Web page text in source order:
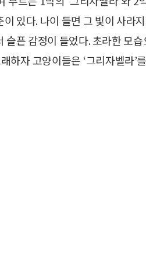
있다. 나이 들면 그 빛이 사라
픈 감정이 들었다. 초라한 모
하자 고양이들은 ‘그리자벨라